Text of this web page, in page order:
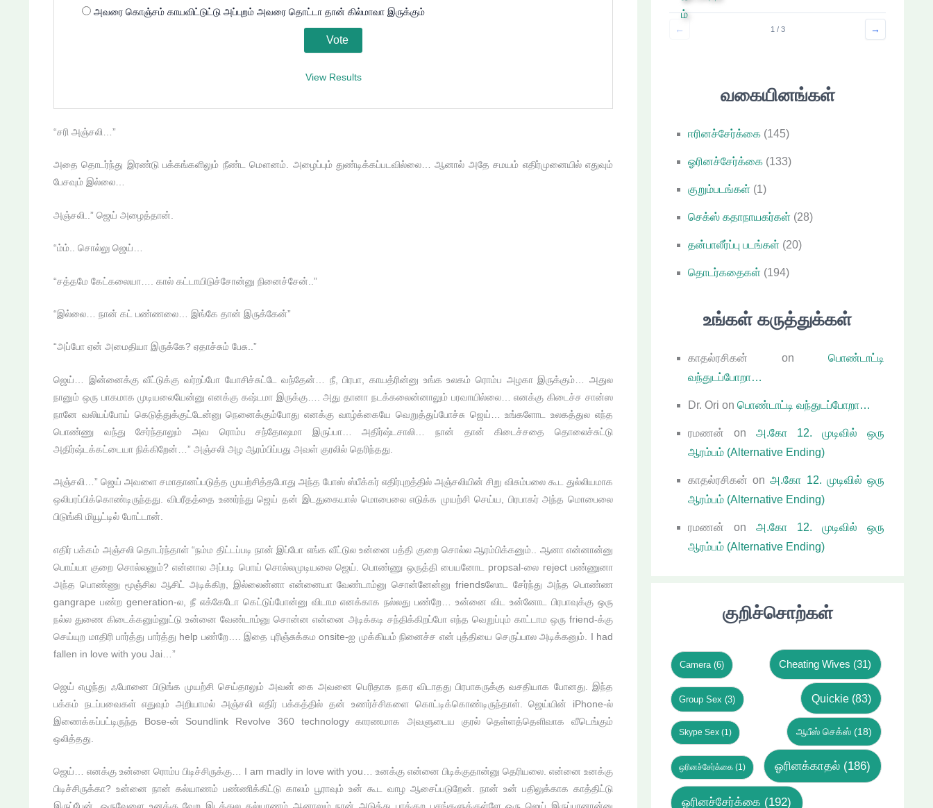
அவரை கொஞ்சம் காயவிட்டுட்டு அப்புறம் அவரை தொட்டா தான் கில்மாவா இருக்கும்
View Results
“சரி அஞ்சலி…”
அதை தொடர்ந்து இரண்டு பக்கங்களிலும் நீண்ட மௌனம். அழைப்பும் துண்டிக்கப்படவில்லை… ஆனால் அதே சமயம் எதிர்முனையில் எதுவும்
பேசவும் இல்லை…
அஞ்சலி..” ஜெய் அழைத்தான்.
“ம்ம்.. சொல்லு ஜெய்…
“சத்தமே கேட்கலையா…. கால் கட்டாயிடுச்சோன்னு நினைச்சேன்..”
“இல்லை… நான் கட் பண்ணலை… இங்கே தான் இருக்கேன்”
“அப்போ ஏன் அமைதியா இருக்கே? ஏதாச்சும் பேசு..”
ஜெய்… இன்னைக்கு வீட்டுக்கு வர்றப்போ யோசிச்சுட்டே வந்தேன்… நீ, பிரபா, காயத்ரின்னு உங்க உலகம் ரொம்ப அழகா இருக்கும்… அதுல
நானும் ஒரு பாகமாக முடியலையேன்னு எனக்கு கஷ்டமா இருக்கு…. அது தானா நடக்கலைன்னாலும் பரவாயில்லை… எனக்கு கிடைச்ச சான்ஸ
நானே வலியப்போய் கெடுத்துக்குட்டேன்னு நெனைக்கும்போது எனக்கு வாழ்க்கையே வெறுத்துப்போச்சு ஜெய்… உங்களோட உலகத்துல எந்த
பொண்ணு வந்து சேர்ந்தாலும் அவ ரொம்ப சந்தோஷமா இருப்பா… அதிர்ஷ்டசாலி… நான் தான் கிடைச்சதை தொலைச்சுட்டு
அதிர்ஷ்டக்கட்டையா நிக்கிறேன்…” அஞ்சலி அழ ஆரம்பிப்பது அவள் குரலில் தெரிந்தது.
அஞ்சலி…” ஜெய் அவளை சமாதானப்படுத்த முயற்சித்தபோது அந்த போஸ் ஸ்பீக்கர் எதிர்புறத்தில் அஞ்சலியின் சிறு விசும்பலை கூட துல்லியமாக
ஒலிபரப்பிக்கொண்டிருந்தது. விபரீதத்தை உணர்ந்து ஜெய் தன் இடதுகையால் மொபைலை எடுக்க முயற்சி செய்ய, பிரபாகர் அந்த மொபைலை
பிடுங்கி மியூட்டில் போட்டான்.
எதிர் பக்கம் அஞ்சலி தொடர்ந்தாள் “நம்ம திட்டப்படி நான் இப்போ எங்க வீட்டுல உன்னை பத்தி குறை சொல்ல ஆரம்பிக்கனும்.. ஆனா என்னான்னு
பொய்யா குறை சொல்லனும்? என்னால அப்படி பொய் சொல்லமுடியலை ஜெய். பொண்ணு ஒருத்தி பையனோட propsal-லை reject பண்ணுனா
அந்த பொண்ணு மூஞ்சில ஆசிட் அடிக்கிற, இல்லைன்னா என்னையா வேண்டாம்னு சொன்னேன்னு friendsஸோட சேர்ந்து அந்த பொண்ண
gangrape பண்ற generation-ல, நீ எக்கேடோ கெட்டுப்போன்னு விடாம எனக்காக நல்லது பண்றே… உன்னை விட உன்னோட பிரபாவுக்கு ஒரு
நல்ல துணை கிடைக்கனும்னுட்டு உன்னை வேண்டாம்னு சொன்ன என்னை அடிக்கடி சந்திக்கிறப்போ எந்த வெறுப்பும் காட்டாம ஒரு friend-க்கு
செய்யுற மாதிரி பார்த்து பார்த்து help பண்றே…. இதை புரிஞ்சுக்கம onsite-ஐ முக்கியம் நினைச்ச என் புத்தியை செருப்பால அடிக்கனும். I had
fallen in love with you Jai…”
ஜெய் எழுந்து ஃபோனை பிடுங்க முயற்சி செய்தாலும் அவன் கை அவனை பெரிதாக நகர விடாதது பிரபாகருக்கு வசதியாக போனது. இந்த
பக்கம் நடப்பவைகள் எதுவும் அறியாமல் அஞ்சலி எதிர் பக்கத்தில் தன் உணர்ச்சிகளை கொட்டிக்கொண்டிருந்தாள். ஜெய்யின் iPhone-ல்
இணைக்கப்பட்டிருந்த Bose-ன் Soundlink Revolve 360 technology காரணமாக அவளுடைய குரல் தெள்ளத்தெளிவாக வீடெங்கும்
ஒலித்தது.
ஜெய்… எனக்கு உன்னை ரொம்ப பிடிச்சிருக்கு… I am madly in love with you… உனக்கு என்னை பிடிக்குதான்னு தெரியலை. என்னை உனக்கு
பிடிச்சிருக்கா? உன்னை நான் கல்யாணம் பண்ணிக்கிட்டு காலம் பூராவும் உன் கூட வாழ ஆசைப்படுறேன். நான் உன் பதிலுக்காக காத்திட்டு
← 1 / 3 →
வகையினங்கள்
ஈரினச்சேர்க்கை (145)
ஓரினச்சேர்க்கை (133)
குறும்படங்கள் (1)
செக்ஸ் கதாநாயகர்கள் (28)
தன்பாலீர்ப்பு படங்கள் (20)
தொடர்கதைகள் (194)
உங்கள் கருத்துக்கள்
காதல்ரசிகன் on பொண்டாட்டி
வந்துடப்போறா…
Dr. Ori on பொண்டாட்டி வந்துடப்போறா…
ரமணன் on அ.கோ 12. முடிவில் ஒரு
ஆரம்பம் (Alternative Ending)
காதல்ரசிகன் onஅ.கோ 12. முடிவில் ஒரு
ஆரம்பம் (Alternative Ending)
ரமணன் on அ.கோ 12. முடிவில் ஒரு
ஆரம்பம் (Alternative Ending)
குறிச்சொற்கள்
Camera(6) Cheating Wives (31)
Group Sex (3) Quickie(83)
Skype Sex(1) ஆபீஸ் செக்ஸ்(18)
ஒரினச்சேர்க்கை(1) ஓரினக்காதல்(186)
ஓரினச்சேர்க்கை (192)